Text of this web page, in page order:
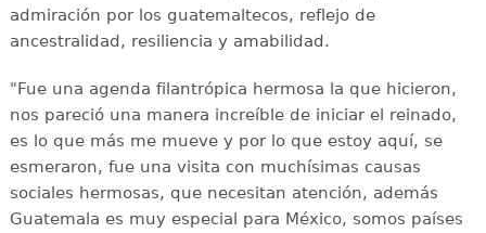
admiración por los guatemaltecos, reflejo de
ancestralidad, resiliencia y amabilidad.
"Fue una agenda filantrópica hermosa la que hicieron,
nos pareció una manera increíble de iniciar el reinado,
es lo que más me mueve y por lo que estoy aquí, se
esmeraron, fue una visita con muchísimas causas
sociales hermosas, que necesitan atención, además
Guatemala es muy especial para México, somos países